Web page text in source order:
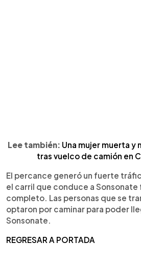
Lee también: Una mujer muerta y
tras vuelco de camión en
El percance generó un fuerte
el carril que conduce a
completo. Las personas que se
optaron por caminar para poder
Sonsonate.
REGRESAR A PORTADA